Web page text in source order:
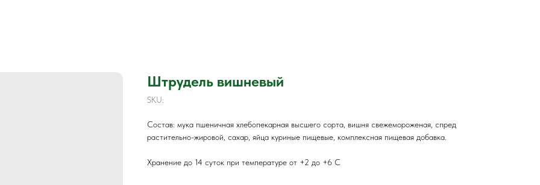
Штрудель вишневый
SKU:
Состав: мука пшеничная хлебопекарная высшего сорта, вишня свежемороженая, спред
растительно-жировой, сахар, яйца куриные пищевые, комплексная пищевая добавка.
Хранение до 14 суток при температуре от +2 до +6 С